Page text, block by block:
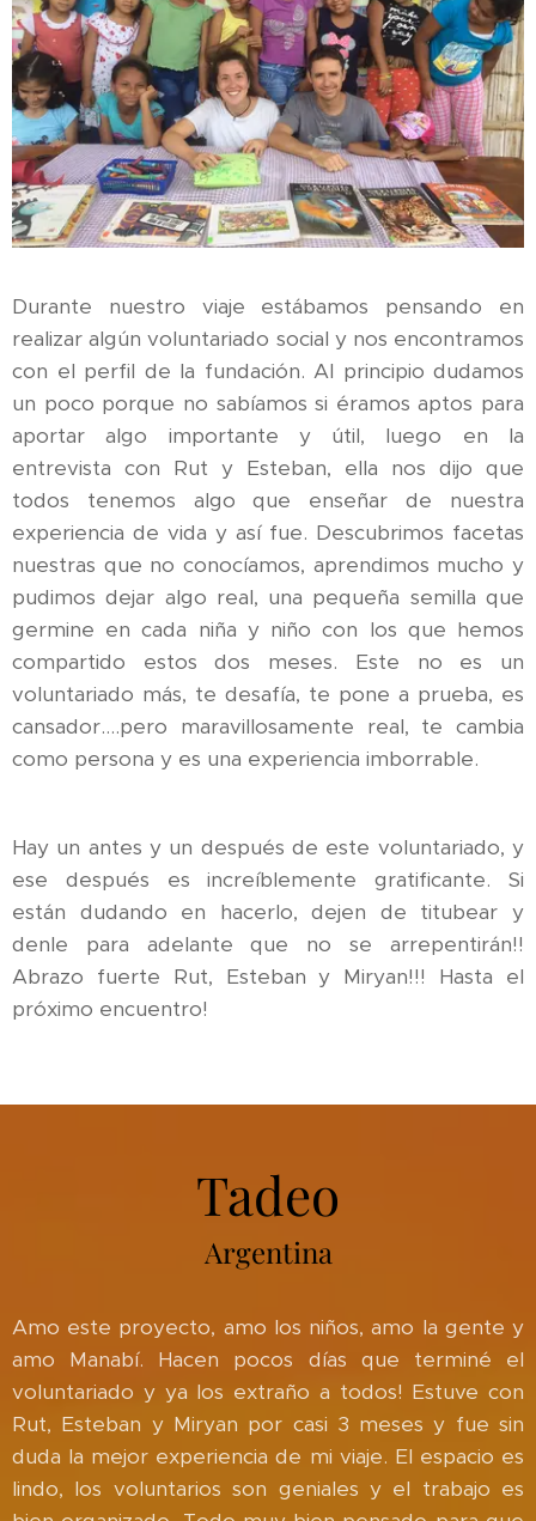
Durante nuestro viaje estábamos pensando en
realizar algún voluntariado social y nos encontramos
con el perfil de la fundación. Al principio dudamos
un poco porque no sabíamos si éramos aptos para
aportar algo importante y útil, luego en la
entrevista con Rut y Esteban, ella nos dijo que
todos tenemos algo que enseñar de nuestra
experiencia de vida y así fue. Descubrimos facetas
nuestras que no conocíamos, aprendimos mucho y
pudimos dejar algo real, una pequeña semilla que
germine en cada niña y niño con los que hemos
compartido estos dos meses. Este no es un
voluntariado más, te desafía, te pone a prueba, es
cansador....pero maravillosamente real, te cambia
como persona y es una experiencia imborrable.
Hay un antes y un después de este voluntariado, y
ese después es increíblemente gratificante. Si
están dudando en hacerlo, dejen de titubear y
denle para adelante que no se arrepentirán!!
Abrazo fuerte Rut, Esteban y Miryan!!! Hasta el
próximo encuentro!
Tadeo
Argentina
Amo este proyecto, amo los niños, amo la gente y
amo Manabí. Hacen pocos días que terminé el
voluntariado y ya los extraño a todos! Estuve con
Rut, Esteban y Miryan por casi 3 meses y fue sin
duda la mejor experiencia de mi viaje. El espacio es
lindo, los voluntarios son geniales y el trabajo es